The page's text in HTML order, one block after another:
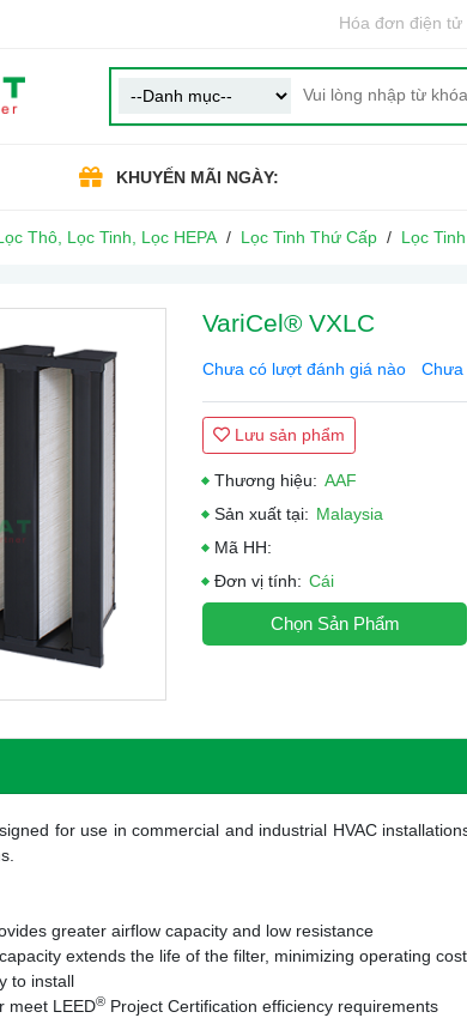
Hóa đơn điện tử
KHUYẾN MÃI NGÀY:
Thô, Lọc Tinh, Lọc HEPA Lọc Tinh Thứ Cấp Lọc
VariCel® VXLC
Chưa có lượt đánh giá nào Chưa
Lưu sản phẩm
Thương hiệu: AAF
Sản xuất tại: Malaysia
Mã HH:
Đơn vị tính: Cái
Chọn Sản Phẩm
for use in commercial and industrial HVAC
greater airflow capacity and low resistance
extends the life of the filter, minimizing operating
to install
meet LEED® Project Certification efficiency requirements